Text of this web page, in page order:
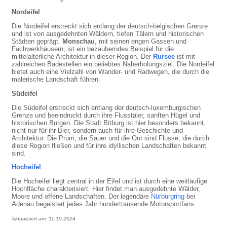
Nordeifel
Die Nordeifel erstreckt sich entlang der deutsch-belgischen Grenze
und ist von ausgedehnten Wäldern, tiefen Tälern und historischen
Städten geprägt.
Monschau , mit seinen engen Gassen und
Fachwerkhäusern, ist ein bezauberndes Beispiel für die
mittelalterliche Architektur in dieser Region. Der Rursee ist mit
zahlreichen Badestellen ein beliebtes Naherholungsziel. Die Nordeifel
bietet auch eine Vielzahl von Wander- und Radwegen, die durch die
malerische Landschaft führen.
Südeifel
Die Südeifel erstreckt sich entlang der deutsch-luxemburgischen
Grenze und beeindruckt durch ihre Flusstäler, sanften Hügel und
historischen Burgen. Die Stadt Bitburg ist hier besonders bekannt,
nicht nur für ihr Bier, sondern auch für ihre Geschichte und
Architektur. Die Prüm, die Sauer und die Our sind Flüsse, die durch
diese Region fließen und für ihre idyllischen Landschaften bekannt
sind.
Hocheifel
Die Hocheifel liegt zentral in der Eifel und ist durch eine weitläufige
Hochfläche charakterisiert. Hier findet man ausgedehnte Wälder,
Moore und offene Landschaften. Der legendäre Nürburgring bei
Adenau begeistert jedes Jahr hunderttausende Motorsportfans.
Aktualisiert am: 11.10.2024